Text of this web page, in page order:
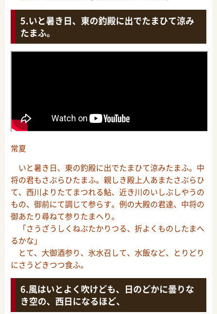
いと暑き日、東の釣殿に出でたまひて涼み
たまふ。
常夏
いと暑き日、東の釣殿に出でたまひて涼みたまふ。中
将の君もさぶらひたまふ。親しき殿上人あまたさぶらひ
て、西川よりたてまつれる鮎、近き川のいしぶしやうの
もの、御前にて調じて参らす。例の大殿の君達、中将の
御あたり尋ねて参りたまへり。
「さうざうしくねぶたかりつる、折よくものしたまへ
るかな」
とて、大御酒参り、氷水召して、水飯など、とりどり
にさうどきつつ食ふ。
風はいとよく吹けども、日のどかに曇りな
き空の、西日になるほど、